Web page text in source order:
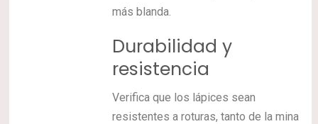
más blanda.
Durabilidad y
resistencia
Verifica que los lápices sean
resistentes a roturas, tanto de la mina